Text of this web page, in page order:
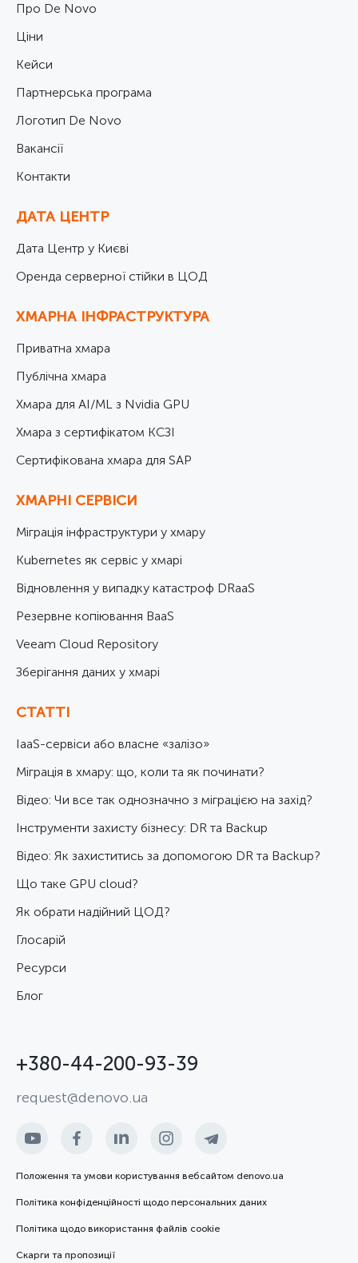
Про De Novo
Ціни
Кейси
Партнерська програма
Логотип De Novo
Вакансії
Контакти
ДАТА ЦЕНТР
Дата Центр у Києві
Оренда серверної стійки в ЦОД
ХМАРНА ІНФРАСТРУКТУРА
Приватна хмара
Публічна хмара
Хмара для AI/ML з Nvidia GPU
Хмара з сертифікатом КСЗІ
Cертифікована хмара для SAP
ХМАРНІ СЕРВІСИ
Міграція інфраструктури у хмару
Kubernetes як сервіс у хмарі
Відновлення у випадку катастроф DRaaS
Резервне копіювання BaaS
Veeam Cloud Repository
Зберігання даних у хмарі
СТАТТІ
IaaS-сервіси або власне «залізо»
Міграція в хмару: що, коли та як починати?
Відео: Чи все так однозначно з міграцією на захід?
Інструменти захисту бізнесу: DR та Backup
Відео: Як захиститись за допомогою DR та Backup?
Що таке GPU cloud?
Як обрати надійний ЦОД?
Глосарій
Ресурси
Блог
+380-44-200-93-39
request@denovo.ua
Положення та умови користування вебсайтом denovo.ua
Політика конфіденційності щодо персональних даних
Політика щодо використання файлів cookie
Скарги та пропозиції